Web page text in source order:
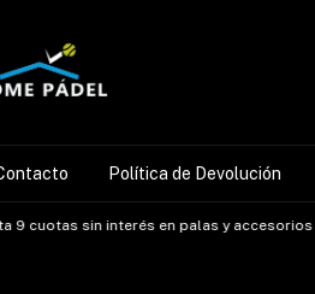
Política de Devolución
cuotas sin interés en palas y accesorios